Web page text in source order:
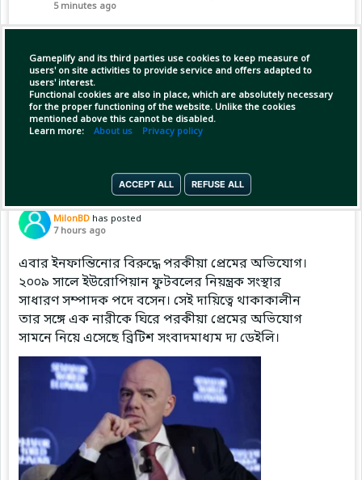
Gameplify and its third parties use cookies to keep measure of
users' on site activities to provide service and offers adapted to
users' interest.
Functional cookies are also in place, which are absolutely necessary
for the proper functioning of the website. Unlike the cookies
mentioned above this cannot be disabled.
Learn more: About us Privacy policy
ACCEPT ALL REFUSE ALL
5 minutes ago
won by 5 wickets
Copy Link Open
MilonBD has posted
7 hours ago
এবার ইনফান্তিনোর বিরুদ্ধে পরকীয়া প্রেমের অভিযোগ।
২০০৯ সালে ইউরোপিয়ান ফুটবলের নিয়ন্ত্রক সংস্থার
সাধারণ সম্পাদক পদে বসেন। সেই দায়িত্বে থাকাকালীন
তার সঙ্গে এক নারীকে ঘিরে পরকীয়া প্রেমের অভিযোগ
সামনে নিয়ে এসেছে ব্রিটিশ সংবাদমাধ্যম দ্য ডেইলি।